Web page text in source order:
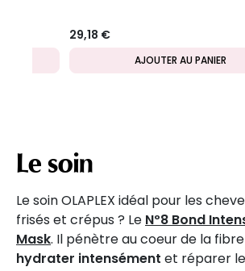
29,18 €
AJOUTER AU PANIER
Le soin
Le soin OLAPLEX idéal pour les
frisés et crépus ? Le Nº8 Bond
Mask. Il pénètre au coeur de la
hydrater intensément et réparer